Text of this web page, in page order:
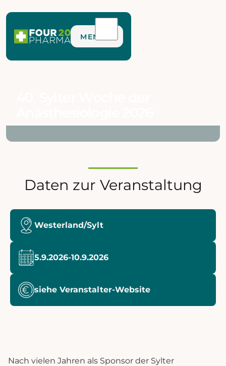
MENU
Daten zur Veranstaltung
Westerland/Sylt
5.9.2026-10.9.2026
siehe Veranstalter-Website
Nach vielen Jahren als Sponsor der Sylter